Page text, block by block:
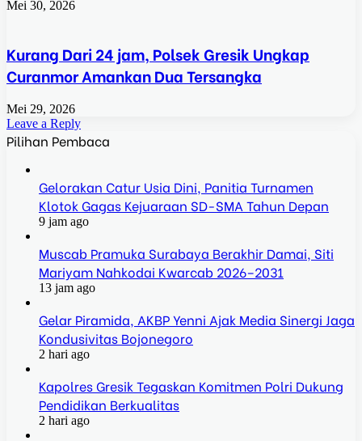
Mei 30, 2026
Kurang Dari 24 jam, Polsek Gresik Ungkap
Curanmor Amankan Dua Tersangka
Mei 29, 2026
Leave a Reply
Pilihan Pembaca
Gelorakan Catur Usia Dini, Panitia Turnamen
Klotok Gagas Kejuaraan SD-SMA Tahun Depan
9 jam ago
Muscab Pramuka Surabaya Berakhir Damai, Siti
Mariyam Nahkodai Kwarcab 2026–2031
13 jam ago
Gelar Piramida, AKBP Yenni Ajak Media Sinergi Jaga
Kondusivitas Bojonegoro
2 hari ago
Kapolres Gresik Tegaskan Komitmen Polri Dukung
Pendidikan Berkualitas
2 hari ago